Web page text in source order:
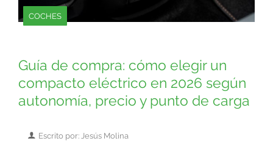
COCHES
Guía de compra: cómo elegir un
compacto eléctrico en 2026 según
autonomía, precio y punto de carga
Escrito por: Jesús Molina